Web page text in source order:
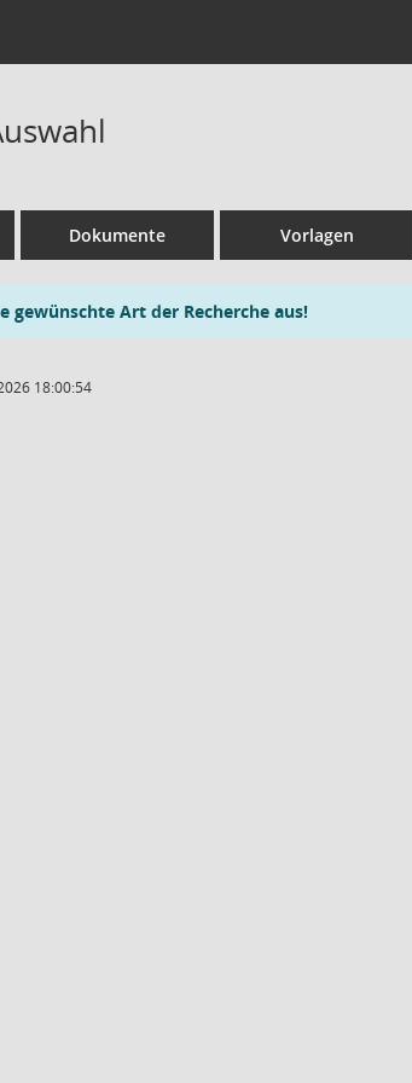
Dokumente Vorlagen
gewünschte Art der Recherche aus!
18:00:54